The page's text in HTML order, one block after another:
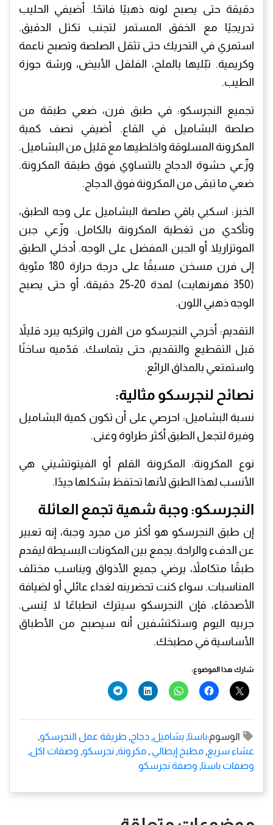
دقيقة حتى يصبح لونه ذهبيًا فاتحًا. أضيفي الحليب
تدريجيًا مع الخفق المستمر لتجنب تكتل الدقيق.
استمري في التحريك حتى تثقل الصلصة وتصبح ناعمة
وكريمية. تبّليها بالملح، الفلفل الأبيض، ورشة جوزة
الطيب.
​تجميع النجرسكو: في طبق فرن، ضعي طبقة من
صلصة البشاميل في القاع. أضيفي نصف كمية
المكرونة المسلوقة واخلطيها مع قليل من البشاميل.
وزّعي حشوة الدجاج بالتساوي فوق طبقة المكرونة.
ضعي ما تبقى من المكرونة فوق الدجاج.
​الخبز: اسكبي باقي صلصة البشاميل على وجه الطبق،
وتأكدي من تغطية المكرونة بالكامل. وزّعي جبن
الموتزاريلا أو الجبن المفضل على الوجه. أدخلي الطبق
إلى فرن مسخن مسبقًا على درجة حرارة 180 مئوية
(350 فهرنهايت) لمدة 20-25 دقيقة، أو حتى يصبح
الوجه ذهبي اللون.
​التقديم: أخرجي النجرسكو من الفرن واتركيه يبرد قليلاً
قبل التقطيع والتقديم، حتى يتماسك. قدّميه ساخنًا
واستمتعي بالمذاق الرائع.
​نصائح لنجرسكو مثالية:
​نسبة البشاميل: احرصي على أن تكون كمية البشاميل
وفيرة لتجعل الطبق أكثر طراوة وغنى.
​نوع المكرونة: المكرونة القلم أو الفيتوتشيني هي
الأنسب لهذا الطبق لأنها تحتفظ بشكلها جيدًا.
​النجرسكو: وجبة شهية تجمع العائلة
​إن طبق النجرسكو هو أكثر من مجرد وجبة، إنه تعبير
عن الدفء والراحة. يجمع بين المكونات البسيطة ليقدم
طبقًا متكاملاً، يرضي جميع الأذواق ويناسب مختلف
المناسبات. سواء كنت تحضرينه لغداء عائلي أو لضيافة
الأصدقاء، فإن النجرسكو سيترك انطباعًا لا يُنسى.
جربيه اليوم وستكتشفين أنه سيصبح من الأطباق
الأساسية في مطبخك.
شارك هذا الموضوع:
الوسوم:باستا, بشاميل, دجاج , طريقة عمل النجرسكو,
عشاء سريع, مطبخ إيطالي., مكرونة, نجرسكو, وصفات اكل,
وصفات باستا, وصفة نجرسكو